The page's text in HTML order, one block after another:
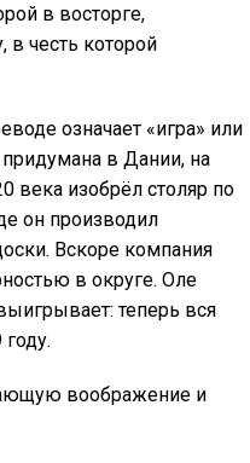
в восторге,
в честь которой
означает «игра» или
в Дании, на
века изобрёл столяр по
он производил
Вскоре компания
в округе. Оле
теперь вся
воображение и